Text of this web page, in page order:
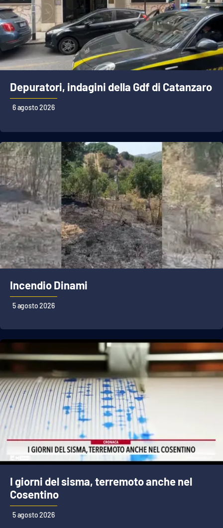
Depuratori, indagini della Gdf di Catanzaro
6 agosto 2026
Incendio Dinami
5 agosto 2026
I giorni del sisma, terremoto anche nel
Cosentino
5 agosto 2026